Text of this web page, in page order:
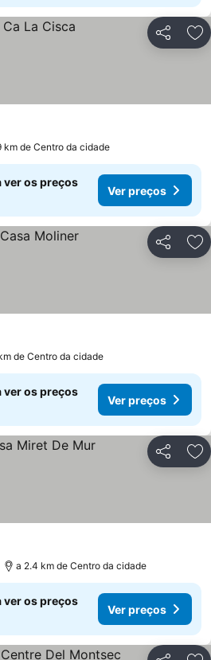
Partilhar
km de Centro da cidade
ver os preços
Ver preços
Partilhar
de Centro da cidade
ver os preços
Ver preços
Partilhar
a 2.4 km de Centro da cidade
ver os preços
Ver preços